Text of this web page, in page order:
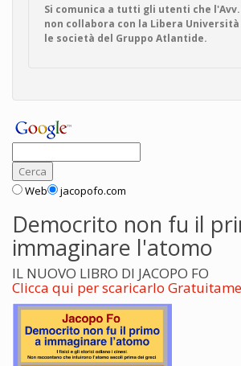
Si comunica a tutti gli utenti che l'Avv.
non collabora con la Libera
le società del Gruppo Atlantide.
Web jacopofo.com
Democrito non fu il
immaginare l'atomo
IL NUOVO LIBRO DI JACOPO FO
Clicca qui per scaricarlo